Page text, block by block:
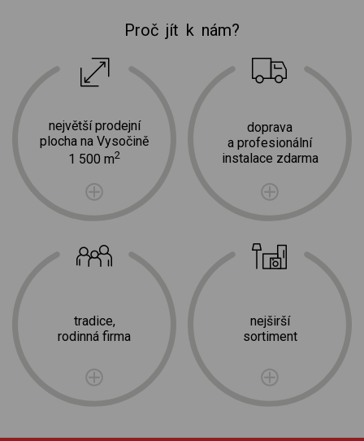
Proč jít k nám?
největší prodejní
plocha na Vysočině
1 500 m2
tradice,
rodinná firma
doprava
a profesionální
instalace zdarma
nejširší
sortiment